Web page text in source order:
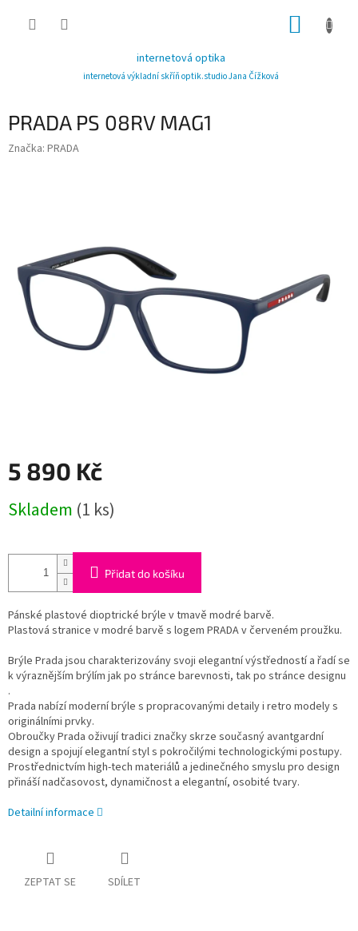
internetová optika
internetová výkladní skříň optik.studio Jana Čížková
PRADA PS 08RV MAG1
Značka: PRADA
5 890 Kč
cena:
Skladem (1 ks)
Přidat do košíku
Pánské plastové dioptrické brýle v tmavě modré barvě.
Plastová stranice v modré barvě s logem PRADA v červeném proužku.
Brýle Prada jsou charakterizovány svoji elegantní výstředností a řadí se
k výraznějším brýlím jak po stránce barevnosti, tak po stránce designu
.
Prada nabízí moderní brýle s propracovanými detaily i retro modely s
originálními prvky.
Obroučky Prada oživují tradici značky skrze současný avantgardní
design a spojují elegantní styl s pokročilými technologickými postupy.
Prostřednictvím high-tech materiálů a jedinečného smyslu pro design
přináší nadčasovost, dynamičnost a elegantní, osobité tvary.
Detailní informace
ZEPTAT SE SDÍLET